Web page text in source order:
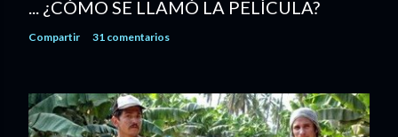
... ¿CÓMO SE LLAMÓ LA PELÍCULA?
Compartir 31 comentarios